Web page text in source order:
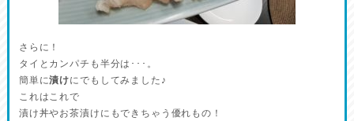
さらに！
タイとカンパチも半分は･･･。
簡単に漬けにでもしてみました♪
これはこれで
漬け丼やお茶漬けにもできちゃう優れもの！